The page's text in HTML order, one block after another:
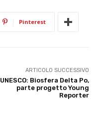
Pinterest
ARTICOLO SUCCESSIVO
UNESCO: Biosfera Delta Po,
parte progetto Young
Reporter